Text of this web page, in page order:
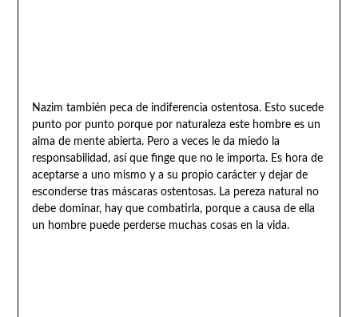
Nazim también peca de indiferencia ostentosa. Esto sucede
punto por punto porque por naturaleza este hombre es un
alma de mente abierta. Pero a veces le da miedo la
responsabilidad, así que finge que no le importa. Es hora de
aceptarse a uno mismo y a su propio carácter y dejar de
esconderse tras máscaras ostentosas. La pereza natural no
debe dominar, hay que combatirla, porque a causa de ella
un hombre puede perderse muchas cosas en la vida.